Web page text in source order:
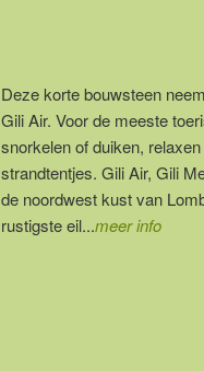
Deze korte bouwsteen
Gili Air. Voor de meeste
snorkelen of duiken,
strandtentjes. Gili Air, Gili
de noordwest kust van
rustigste eil...meer info